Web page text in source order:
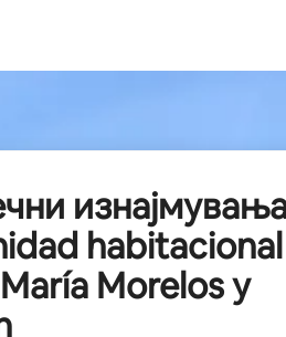
habitacional
Morelos y